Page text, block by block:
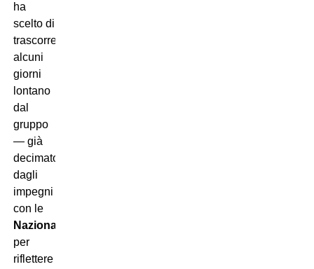
ha
scelto di
trascorrere
alcuni
giorni
lontano
dal
gruppo
— già
decimato
dagli
impegni
con le
Nazionali
per
riflettere